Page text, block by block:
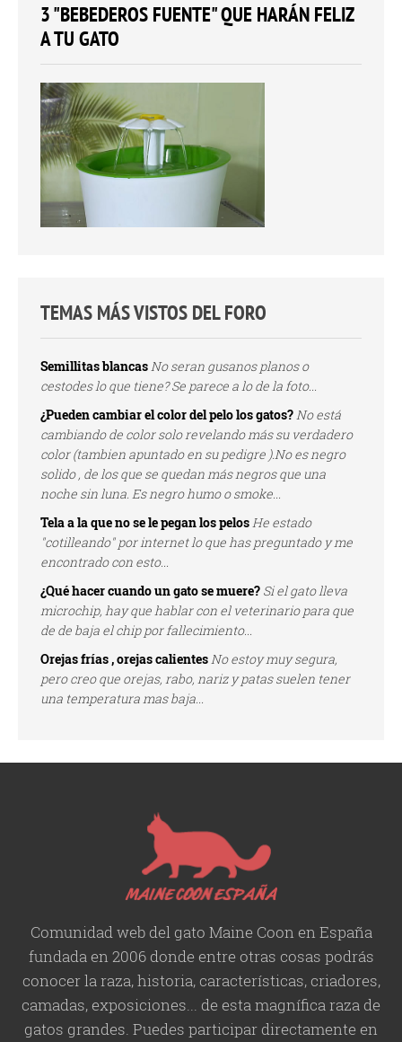
3 "BEBEDEROS FUENTE" QUE HARÁN FELIZ
A TU GATO
TEMAS MÁS VISTOS DEL FORO
Semillitas blancasNo seran gusanos planos o
cestodes lo que tiene? Se parece a lo de la foto...
¿Pueden cambiar el color del pelo los gatos?No está
cambiando de color solo revelando más su verdadero
color (tambien apuntado en su pedigre ).No es negro
solido , de los que se quedan más negros que una
noche sin luna. Es negro humo o smoke...
Tela a la que no se le pegan los pelosHe estado
"cotilleando" por internet lo que has preguntado y me
encontrado con esto...
¿Qué hacer cuando un gato se muere? Si el gato lleva
microchip, hay que hablar con el veterinario para que
de de baja el chip por fallecimiento...
Orejas frías , orejas calientesNo estoy muy segura,
pero creo que orejas, rabo, nariz y patas suelen tener
una temperatura mas baja...
Comunidad web del gato Maine Coon en España
fundada en 2006 donde entre otras cosas podrás
conocer la raza, historia,características, criadores,
camadas, exposiciones... de esta magnífica raza de
gatos grandes. Puedes participar directamente en